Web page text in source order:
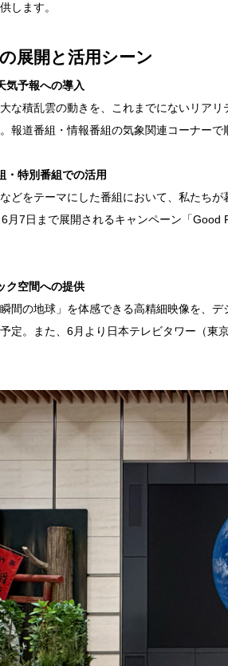
します。
展開と活用シーン
気予報への導入
な積乱雲の動きを、これまでにないリア
報道番組・情報番組の気象関連コーナーで
・特別番組での活用
どをテーマにした番組において、私たち
月7日まで展開されるキャンペーン「
ク空間への提供
間の地球」を体感できる高精細映像を、
定。また、6月より日本テレビタワー（東